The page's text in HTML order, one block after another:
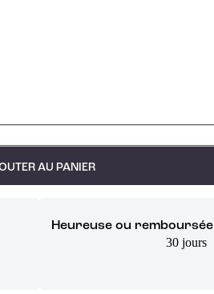
AU PANIER
Heureuse ou remboursée
30 jours